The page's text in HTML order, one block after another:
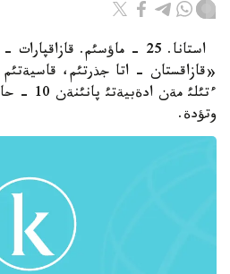
استانا. 25 - ماؤسئم.
«قازاقستان - اتا جذرتئم، قاسيةتئم
ءتئلئ
وتؤدة.